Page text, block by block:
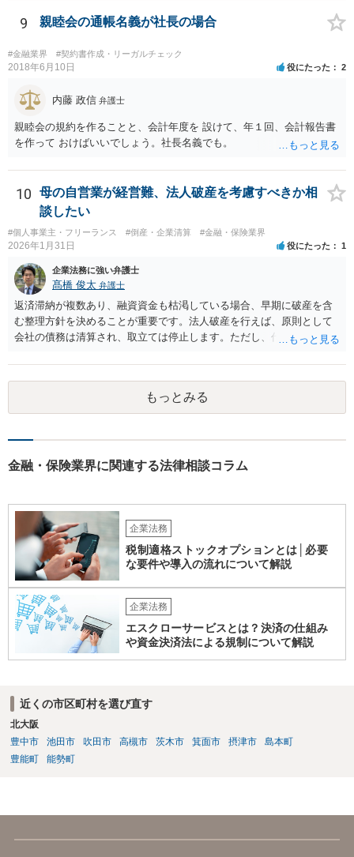
く。）であることその他の内閣府令で定める要件を満たすものは、為
9 親睦会の通帳名義が社長の場合
#金融業界 #契約書作成・リーガルチェック
2018年6月10日 役にたった 2
内藤 政信 弁護士
親睦会の規約を作ることと、会計年度を 設けて、年１回、会計報告書
を作って おけばいいでしょう。社長名義でも。
10
母の自営業が経営難、法人破産を考慮すべきか相
談したい
#個人事業主・フリーランス #倒産・企業清算 #金融・保険業界
2026年1月31日 役にたった 1
企業法務に強い弁護士
髙橋 俊太 弁護士
返済滞納が複数あり、融資資金も枯渇している場合、早期に破産を含
む整理方針を決めることが重要です。法人破産を行えば、原則として
会社の債務は清算され、取立ては停止します。ただし、代表者が連帯
ことが多いです。放置すると責任が拡大しやすいため、北海道の法律
事務所で法人破産の実績があるところを探して速やかに相談をして、
資金繰り・雇用・保証の有無を整理した上で進めるのが安全です。イ
ンターネットやココナラだけでなく、北海道の弁護士会などを頼りに
もっとみる
金融・保険業界に関連する法律相談コラム
企業法務
税制適格ストックオプションとは│必要
な要件や導入の流れについて解説
企業法務
エスクローサービスとは？決済の仕組み
や資金決済法による規制について解説
近くの市区町村を選び直す
北大阪
豊中市
池田市 吹田市 高槻市 茨木市 箕面市 摂津市
島本町
豊能町
能勢町